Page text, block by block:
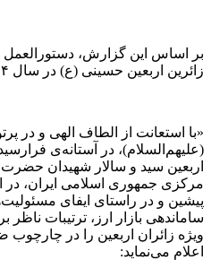
بر اساس این گزارش، دستورالعمل
زائرین اربعین حسینی (ع) در سال ۱۴۰۴» به شرح زیر است:
«با استعانت از الطاف الهی و در
(علیهم‌السلام)، در آستانه‌ی
اربعین سید و سالار شهیدان حضرت
مرکزی جمهوری اسلامی ایران،
پیشین و در راستای ایفای
ساماندهی بازار ارز، ترتیبات
ویژه زائران اربعین را در
اعلام می‌نماید: